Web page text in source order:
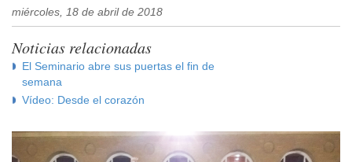
miércoles, 18 de abril de 2018
Noticias relacionadas
El Seminario abre sus puertas el fin de
semana
Vídeo: Desde el corazón